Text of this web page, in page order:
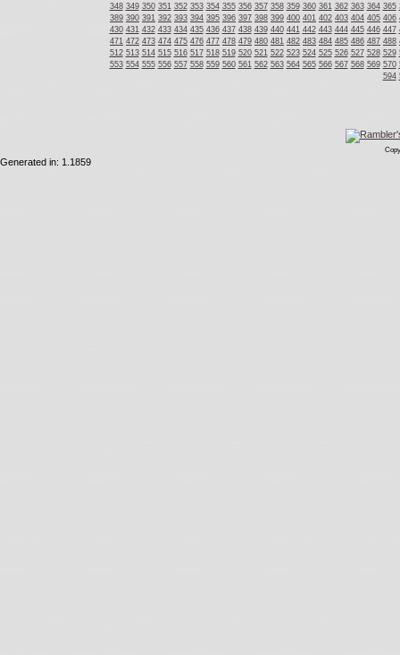
348 349 350 351 352 353 354 355 356 357 358 359 360 361 362 363 364 365
389 390 391 392 393 394 395 396 397 398 399 400 401 402 403 404 405 406
430 431 432 433 434 435 436 437 438 439 440 441 442 443 444 445 446 447
471 472 473 474 475 476 477 478 479 480 481 482 483 484 485 486 487 488
512 513 514 515 516 517 518 519 520 521 522 523 524 525 526 527 528 529
553 554 555 556 557 558 559 560 561 562 563 564 565 566 567 568 569 570
594
Generated in: 1.1859